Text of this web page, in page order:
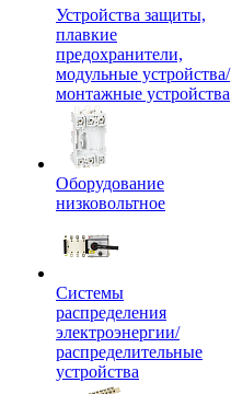
Устройства защиты,
плавкие
предохранители,
модульные устройства/
монтажные устройства
Оборудование
низковольтное
Системы
распределения
электроэнергии/
распределительные
устройства